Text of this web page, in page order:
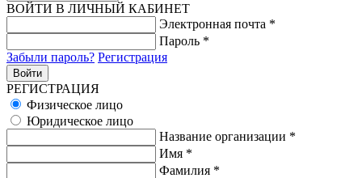
ВОЙТИ В ЛИЧНЫЙ КАБИНЕТ
Электронная почта *
Пароль *
Забыли пароль? Регистрация
РЕГИСТРАЦИЯ
Физическое лицо
Юридическое лицо
Название организации *
Имя *
Фамилия *